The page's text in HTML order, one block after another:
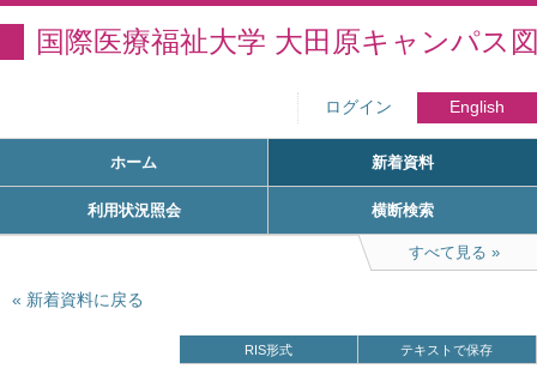
国際医療福祉大学 大田原キャンパス
ログイン English
ホーム 新着資料
利用状況照会 横断検索
すべて見る
新着資料に戻る
RIS形式 テキストで保存